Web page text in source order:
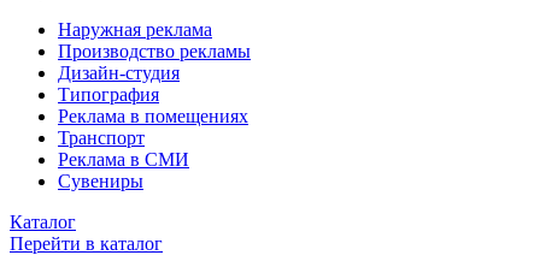
Наружная реклама
Производство рекламы
Дизайн-студия
Типография
Реклама в помещениях
Транспорт
Реклама в СМИ
Сувениры
Каталог
Перейти в каталог